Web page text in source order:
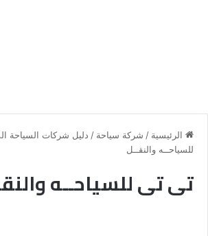
الرئيسية / شركة سياحة / دليل شركات السياحة
للسياحــه والنقــل
تى تى للسياحــه